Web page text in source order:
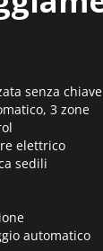
senza chiave
3 zone
elettrico
sedili
automatico